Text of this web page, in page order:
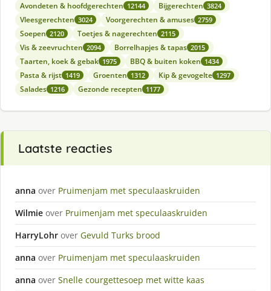
Avondeten & hoofdgerechten 12144 Bijgerechten 3824
Vleesgerechten 3024 Voorgerechten & amuses 2759
Soepen 2120 Toetjes & nagerechten 2115
Vis & zeevruchten 2094 Borrelhapjes & tapas 2015
Taarten, koek & gebak 1975 BBQ & buiten koken 1434
Pasta & rijst 1419 Groenten 1312 Kip & gevogelte 1297
Salades 1216 Gezonde recepten 1177
Laatste reacties
anna over Pruimenjam met speculaaskruiden
Wilmie over Pruimenjam met speculaaskruiden
HarryLohr over Gevuld Turks brood
anna over Pruimenjam met speculaaskruiden
anna over Snelle courgettesoep met witte kaas